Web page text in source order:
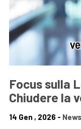
Focus sulla
Chiudere la
14 Gen , 2026 - News